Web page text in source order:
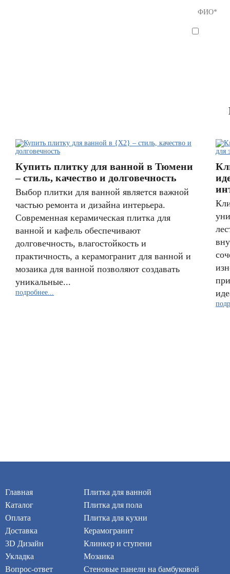
Купить плитку для ванной в Тюмени
– стиль, качество и долговечность
Выбор плитки для ванной является важной
частью ремонта и дизайна интерьера.
Современная керамическая плитка для
ванной и кафель обеспечивают
долговечность, влагостойкость и
практичность, а керамогранит для ванной и
мозаика для ванной позволяют создавать
уникальные...
подробнее...
Главная
Каталог
Оплата
Доставка
3D Дизайн
Укладка
Вопрос-ответ
Плитка для ванной
Плитка для пола
Плитка для кухни
Керамогранит
Клинкер и ступени
Мозаика
Стеновые панели на бамбуковой